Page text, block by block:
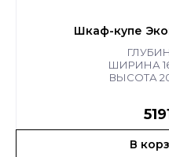
Шкаф-купе
ШИРИНА
ВЫСОТА
В